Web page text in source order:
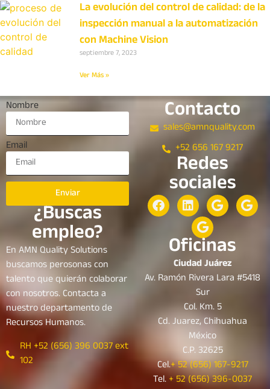
La evolución del control de calidad: de la
inspección manual a la automatización
con Machine Vision
septiembre 7, 2023
Ver Más »
Nombre
Email
Enviar
¿Buscas
empleo?
En AMN Quality Solutions
buscamos perosonas con
talento que quierán colaborar
con nosotros. Contacta a
nuestro departamento de
Recursos Humanos.
RH +52 (656) 396 0037 ext
102
Contacto
sales@amnquality.com
+52 656 167 9217
Redes
sociales
Oficinas
Ciudad Juárez
Av. Ramón Rivera Lara #5418
Sur
Col. Km. 5
Cd. Juarez, Chihuahua
México
C.P. 32625
Cel.+ 52 (656) 167-9217
Tel. + 52 (656) 396-0037